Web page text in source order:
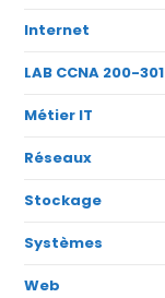
Internet
LAB CCNA 200-301
Métier IT
Réseaux
Stockage
Systèmes
Web